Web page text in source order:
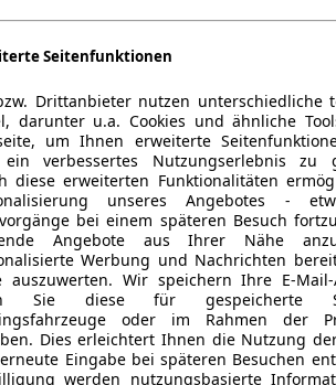
Seitenfunktionen
Drittanbieter nutzen unterschiedliche
darunter u.a. Cookies und ähnliche
um Ihnen erweiterte
verbessertes Nutzungserlebnis zu
diese erweiterten Funktionalitäten
unseres Angebotes -
bei einem späteren Besuch
Angebote aus Ihrer Nähe
Werbung und Nachrichten
auszuwerten. Wir speichern Ihre E-Mail-
Sie diese für gespeicherte
oder im Rahmen der
Dies erleichtert Ihnen die Nutzung
Eingabe bei späteren Besuchen
werden nutzungsbasierte
04/2022AutomatikLimousine4 Türen
157 g/km CO2* · CO2-Klasse F